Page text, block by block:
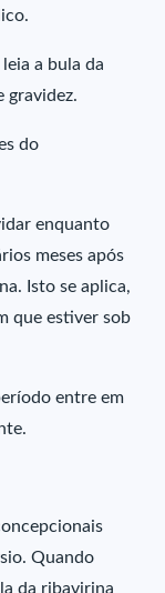
a bula da
gravidez.
do
enquanto
meses após
Isto se aplica,
que estiver sob
entre em
Quando
da ribavirina